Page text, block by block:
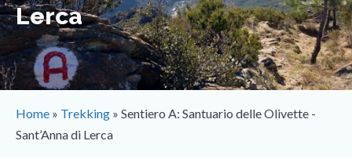
Lerca
Home » Trekking » Sentiero A: Santuario delle Olivette -
Sant’Anna di Lerca